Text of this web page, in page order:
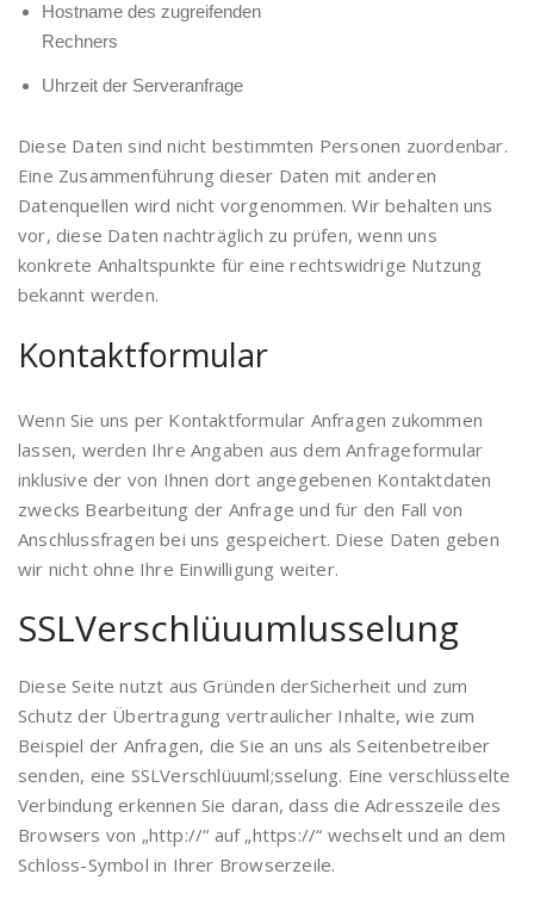
Hostname des zugreifenden
Rechners
Uhrzeit der Serveranfrage
Diese Daten sind nicht bestimmten Personen zuordenbar.
Eine Zusammenführung dieser Daten mit anderen
Datenquellen wird nicht vorgenommen. Wir behalten uns
vor, diese Daten nachträglich zu prüfen, wenn uns
konkrete Anhaltspunkte für eine rechtswidrige Nutzung
bekannt werden.
Kontaktformular
Wenn Sie uns per Kontaktformular Anfragen zukommen
lassen, werden Ihre Angaben aus dem Anfrageformular
inklusive der von Ihnen dort angegebenen Kontaktdaten
zwecks Bearbeitung der Anfrage und für den Fall von
Anschlussfragen bei uns gespeichert. Diese Daten geben
wir nicht ohne Ihre Einwilligung weiter.
SSLVerschlüuumlusselung
Diese Seite nutzt aus Gründen derSicherheit und zum
Schutz der Übertragung vertraulicher Inhalte, wie zum
Beispiel der Anfragen, die Sie an uns als Seitenbetreiber
senden, eine SSLVerschlüuuml;sselung. Eine verschlüsselte
Verbindung erkennen Sie daran, dass die Adresszeile des
Browsers von „http://“ auf „https://“ wechselt und an dem
Schloss-Symbol in Ihrer Browserzeile.